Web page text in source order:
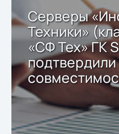
Серверы
Техники»
«СФ Тех» ГК
подтвердили
решением
Storage 2.x
хранения